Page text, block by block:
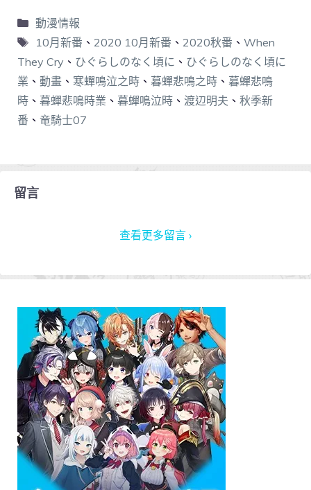
動漫情報
10月新番 、 2020 10月新番 、 2020秋番 、 When
They Cry 、 ひぐらしのなく頃に 、 ひぐらしのなく頃に
業 、 動畫 、 寒蟬鳴泣之時 、 暮蟬悲鳴之時 、 暮蟬悲鳴
時 、 暮蟬悲鳴時業 、 暮蟬鳴泣時 、 渡辺明夫 、 秋季新
番 、 竜騎士07
留言
查看更多留言 ›